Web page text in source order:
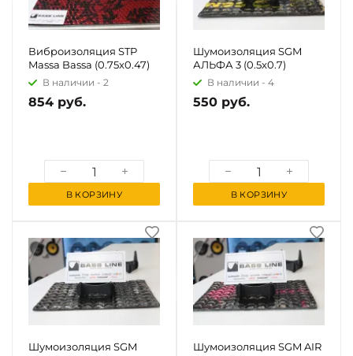
Виброизоляция STP
Massa Bassa (0.75x0.47)
В наличии - 2
854 руб.
В КОРЗИНУ
Шумоизоляция SGM
АЛЬФА 3 (0.5x0.7)
В наличии - 4
550 руб.
В КОРЗИНУ
Шумоизоляция SGM
Шумоизоляция SGM AIR